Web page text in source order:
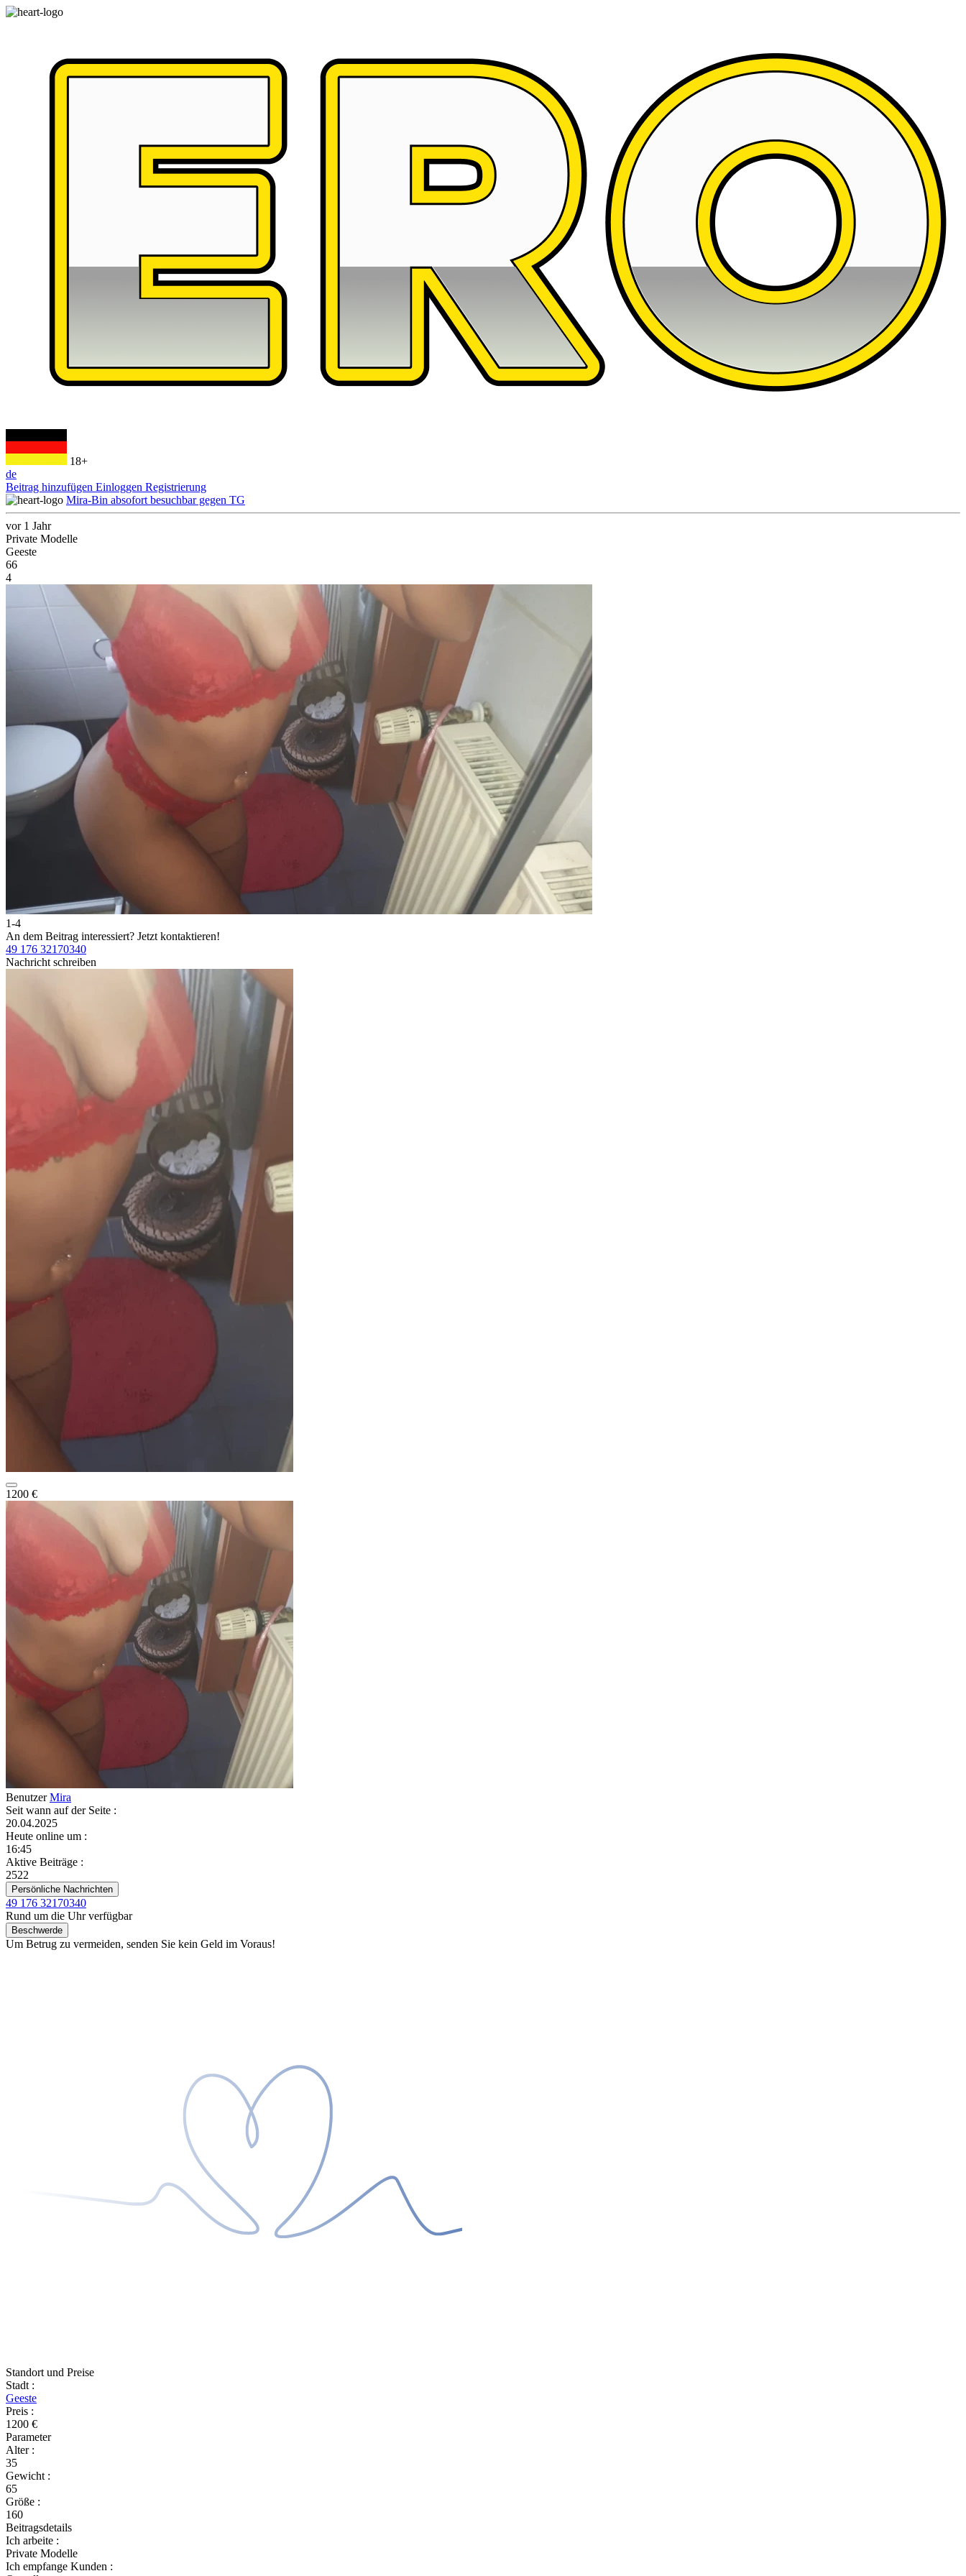
18+
de
Beitrag hinzufügen Einloggen Registrierung
Mira-Bin absofort besuchbar gegen TG
vor 1 Jahr
Private Modelle
Geeste
66
4
1-4
An dem Beitrag interessiert? Jetzt kontaktieren!
49 176 32170340
Nachricht schreiben
1200 €
BenutzerMira
Seit wann auf der Seite :
20.04.2025
Heute online um :
16:45
Aktive Beiträge :
2522
Persönliche Nachrichten
49 176 32170340
Rund um die Uhr verfügbar
Beschwerde
Um Betrug zu vermeiden, senden Sie kein Geld im Voraus!
Standort und Preise
Stadt :
Geeste
Preis :
1200 €
Parameter
Alter :
35
Gewicht :
65
Größe :
160
Beitragsdetails
Ich arbeite :
Private Modelle
Ich empfange Kunden :